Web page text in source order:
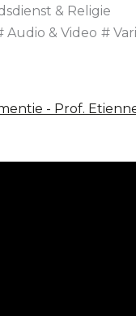
& Religie
Audio & Video
- Prof.